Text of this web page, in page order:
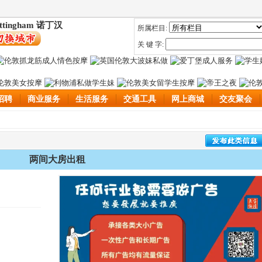
诺丁汉
所属栏目:
关 键 字:
聘 商业服务 生活服务 交通工具 网上商城 交友聚会
两间大房出租